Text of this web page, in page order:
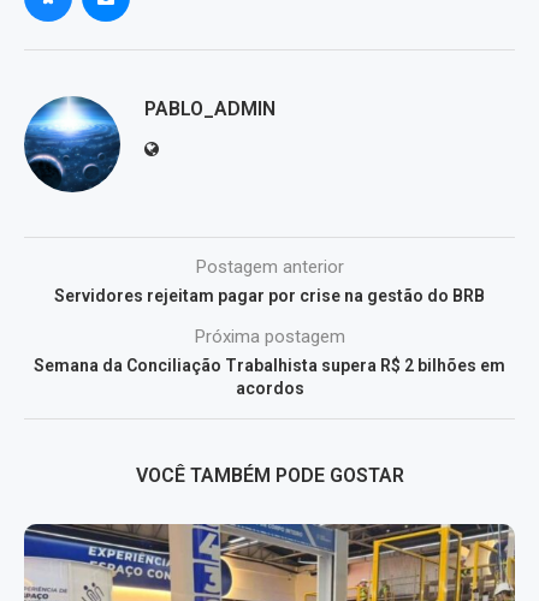
PABLO_ADMIN
Postagem anterior
Servidores rejeitam pagar por crise na gestão do BRB
Próxima postagem
Semana da Conciliação Trabalhista supera R$ 2 bilhões em
acordos
VOCÊ TAMBÉM PODE GOSTAR